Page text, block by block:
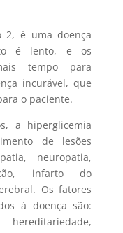
2, é uma doença
é lento, e os
tempo para
incurável, que
o paciente.
a hiperglicemia
de lesões
neuropatia,
infarto do
Os fatores
à doença são: